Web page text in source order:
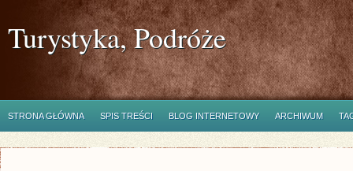
Turystyka, Podróże
STRONA GŁÓWNA SPIS TREŚCI BLOG INTERNETOWY ARCHIWUM